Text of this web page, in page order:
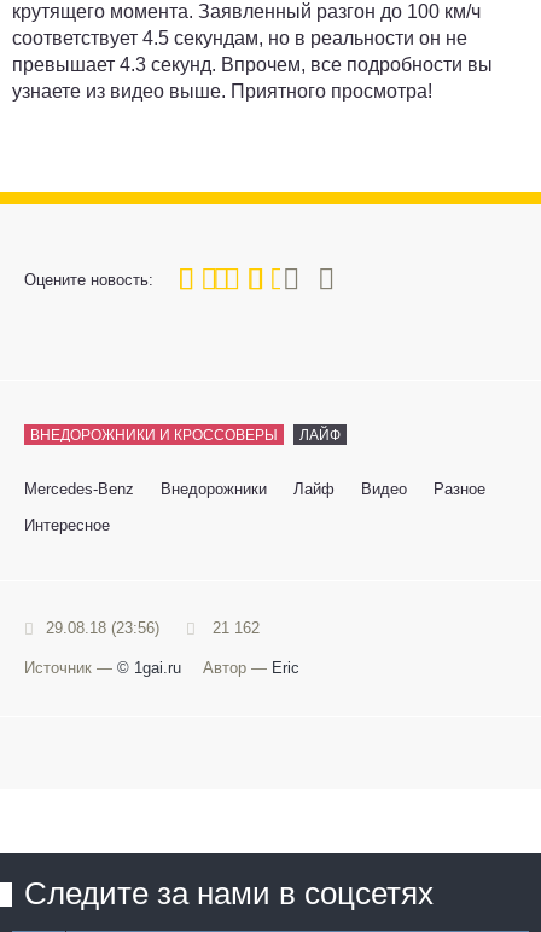
крутящего момента. Заявленный разгон до 100 км/ч
соответствует 4.5 секундам, но в реальности он не
превышает 4.3 секунд. Впрочем, все подробности вы
узнаете из видео выше. Приятного просмотра!
Оцените новость:
60
1 3 4 5
ВНЕДОРОЖНИКИ И КРОССОВЕРЫ ЛАЙФ
Mercedes-Benz Внедорожники Лайф Видео
Разное
Интересное
29.08.18 (23:56) 21 162
Источник — © 1gai.ru Автор — Eric
Следите за нами в соцсетях